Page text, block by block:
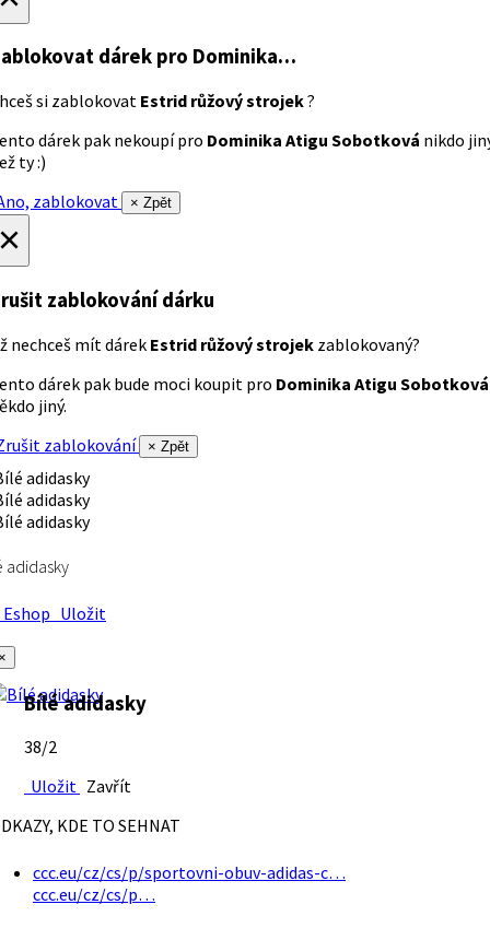
dárek pro Dominika…
si zablokovat Estrid růžový strojek?
dárek pak nekoupí pro Dominika Atigu Sobotková nikdo
ty :)
zablokovat
× Zpět
zablokování dárku
nechceš mít dárek Estrid růžový strojek zablokovaný?
dárek pak bude moci koupit pro Dominika Atigu Sobotková
jiný.
zablokování
× Zpět
adidasky
Uložit
Bílé adidasky
38/2
Uložit Zavřít
KDE TO SEHNAT
ccc.eu/cz/cs/p/sportovni-obuv-adidas-c…
ccc.eu/cz/cs/p…